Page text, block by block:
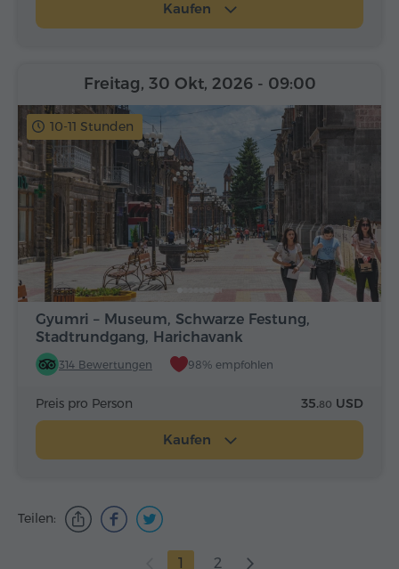
Kaufen
10-11 Stunden
Gyumri – Museum, Schwarze Festung,
Stadtrundgang, Harichavank
314 Bewertungen 98% empfohlen
Freitag, 30 Okt, 2026 - 09:00
Preis pro Person 35.80 USD
Kaufen
Teilen:
1 2